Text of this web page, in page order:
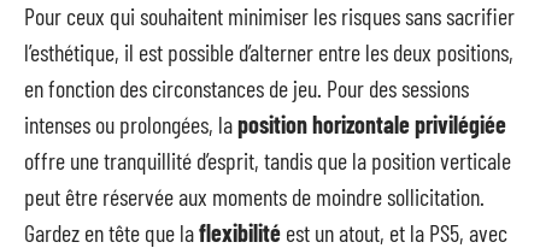
Pour ceux qui souhaitent minimiser les risques sans sacrifier
l’esthétique, il est possible d’alterner entre les deux positions,
en fonction des circonstances de jeu. Pour des sessions
intenses ou prolongées, laposition horizontale privilégiée
offre une tranquillité d’esprit, tandis que la position verticale
peut être réservée aux moments de moindre sollicitation.
Gardez en tête que laflexibilité est un atout, et la PS5, avec